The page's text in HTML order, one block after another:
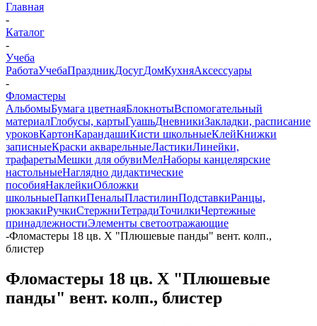
Главная
-
Каталог
-
Учеба
РаботаУчебаПраздникДосугДомКухняАксессуары
-
Фломастеры
АльбомыБумага цветнаяБлокнотыВспомогательный
материалГлобусы, картыГуашьДневникиЗакладки, расписание
уроковКартонКарандашиКисти школьныеКлейКнижки
записныеКраски акварельныеЛастикиЛинейки,
трафаретыМешки для обувиМелНаборы канцелярские
настольныеНаглядно дидактические
пособияНаклейкиОбложки
школьныеПапкиПеналыПластилинПодставкиРанцы,
рюкзакиРучкиСтержниТетрадиТочилкиЧертежные
принадлежностиЭлементы светоотражающие
-Фломастеры 18 цв. Х "Плюшевые панды" вент. колп.,
блистер
Фломастеры 18 цв. Х "Плюшевые
панды" вент. колп., блистер